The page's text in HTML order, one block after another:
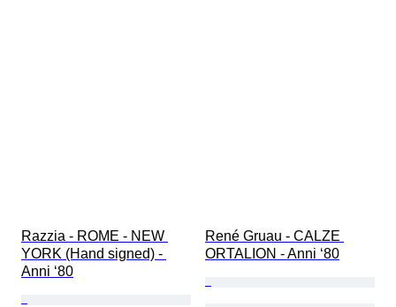
Razzia - ROME - NEW
YORK (Hand signed) -
Anni ‘80
René Gruau - CALZE
ORTALION - Anni ‘80